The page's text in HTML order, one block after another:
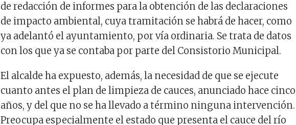
de redacción de informes para la obtención de las declaraciones
de impacto ambiental, cuya tramitación se habrá de hacer, como
ya adelantó el ayuntamiento, por vía ordinaria. Se trata de datos
con los que ya se contaba por parte del Consistorio Municipal.
El alcalde ha expuesto, además, la necesidad de que se ejecute
cuanto antes el plan de limpieza de cauces, anunciado hace cinco
años, y del que no se ha llevado a término ninguna intervención.
Preocupa especialmente el estado que presenta el cauce del río